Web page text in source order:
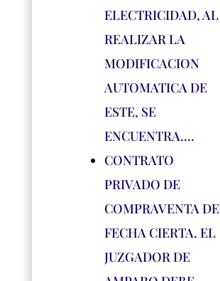
ELECTRICIDAD, AL
REALIZAR LA
MODIFICACION
AUTOMATICA DE
ESTE, SE
ENCUENTRA….
CONTRATO
PRIVADO DE
COMPRAVENTA DE
FECHA CIERTA. EL
JUZGADOR DE